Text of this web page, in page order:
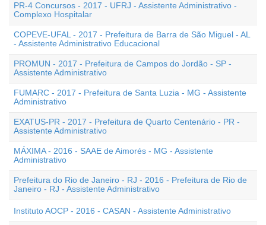
PR-4 Concursos - 2017 - UFRJ - Assistente Administrativo -
Complexo Hospitalar
COPEVE-UFAL - 2017 - Prefeitura de Barra de São Miguel - AL
- Assistente Administrativo Educacional
PROMUN - 2017 - Prefeitura de Campos do Jordão - SP -
Assistente Administrativo
FUMARC - 2017 - Prefeitura de Santa Luzia - MG - Assistente
Administrativo
EXATUS-PR - 2017 - Prefeitura de Quarto Centenário - PR -
Assistente Administrativo
MÁXIMA - 2016 - SAAE de Aimorés - MG - Assistente
Administrativo
Prefeitura do Rio de Janeiro - RJ - 2016 - Prefeitura de Rio de
Janeiro - RJ - Assistente Administrativo
Instituto AOCP - 2016 - CASAN - Assistente Administrativo